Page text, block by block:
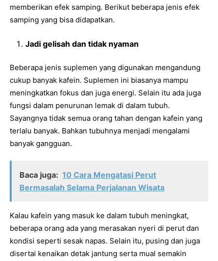
memberikan efek samping. Berikut beberapa jenis efek
samping yang bisa didapatkan.
Jadi gelisah dan tidak nyaman
Beberapa jenis suplemen yang digunakan mengandung
cukup banyak kafein. Suplemen ini biasanya mampu
meningkatkan fokus dan juga energi. Selain itu ada juga
fungsi dalam penurunan lemak di dalam tubuh.
Sayangnya tidak semua orang tahan dengan kafein yang
terlalu banyak. Bahkan tubuhnya menjadi mengalami
banyak gangguan.
Baca juga: 10 Cara Mengatasi Perut
Bermasalah Selama Perjalanan Wisata
Kalau kafein yang masuk ke dalam tubuh meningkat,
beberapa orang ada yang merasakan nyeri di perut dan
kondisi seperti sesak napas. Selain itu, pusing dan juga
disertai kenaikan detak jantung serta mual semakin